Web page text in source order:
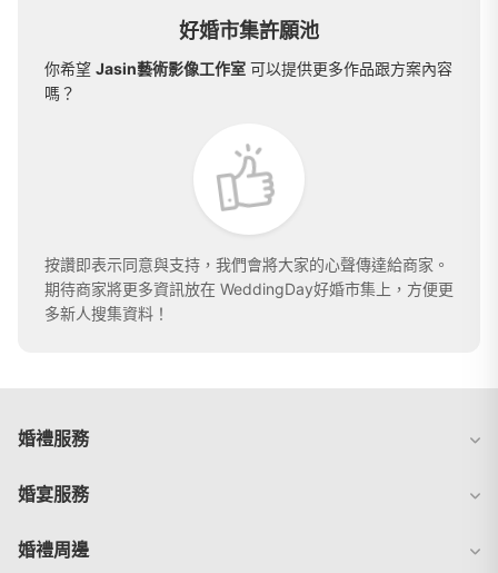
好婚市集許願池
你希望 Jasin藝術影像工作室 可以提供更多作品跟方案內容
嗎？
按讚即表示同意與支持，我們會將大家的心聲傳達給商家。
期待商家將更多資訊放在 WeddingDay好婚市集上，方便更
多新人搜集資料！
婚禮服務
婚宴服務
婚禮周邊